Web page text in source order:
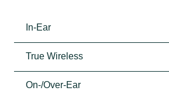
In-Ear
True Wireless
On-/Over-Ear